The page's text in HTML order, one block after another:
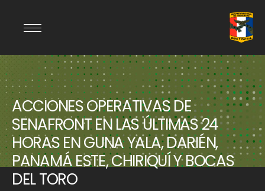
ACCIONES OPERATIVAS DE
SENAFRONT EN LAS ÚLTIMAS 24
HORAS EN GUNA YALA, DARIÉN,
PANAMÁ ESTE, CHIRIQUÍ Y BOCAS
DEL TORO